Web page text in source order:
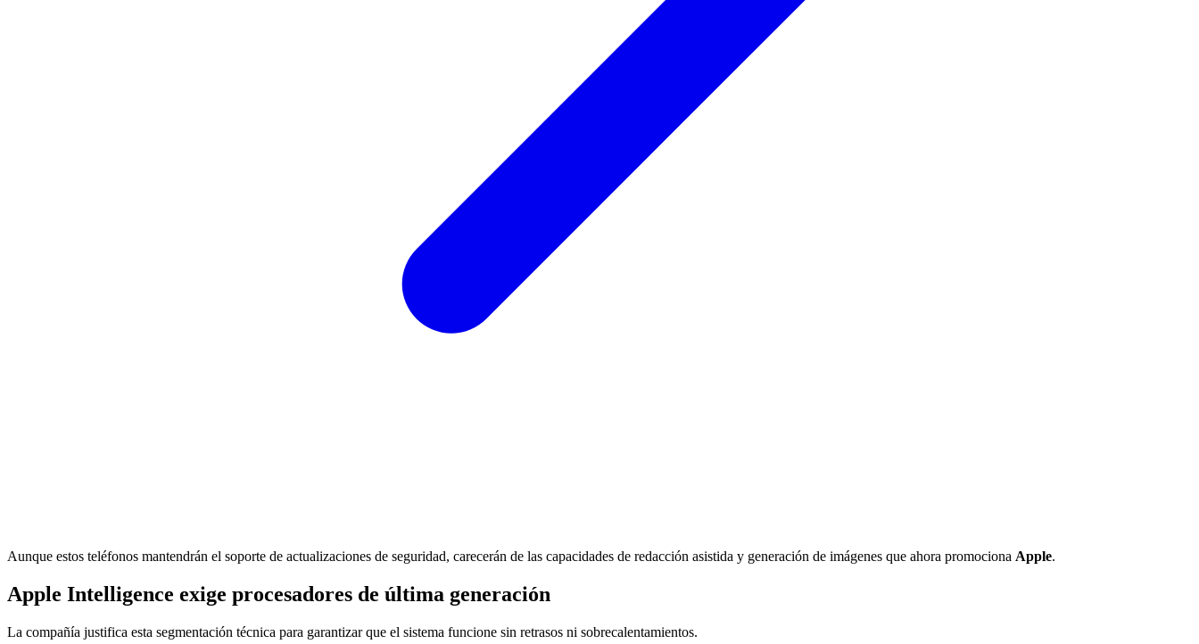
Aunque estos teléfonos mantendrán el soporte de actualizaciones de seguridad, carecerán de las capacidades de redacción asistida y generación de imágenes que ahora promociona Apple.
Apple Intelligence exige procesadores de última generación
La compañía justifica esta segmentación técnica para garantizar que el sistema funcione sin retrasos ni sobrecalentamientos.